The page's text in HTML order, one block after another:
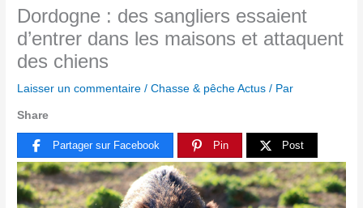
Dordogne : des sangliers essaient
d’entrer dans les maisons et attaquent
des chiens
Laisser un commentaire /Chasse & pêche Actus / Par
Share
Partager sur Facebook Pin Post